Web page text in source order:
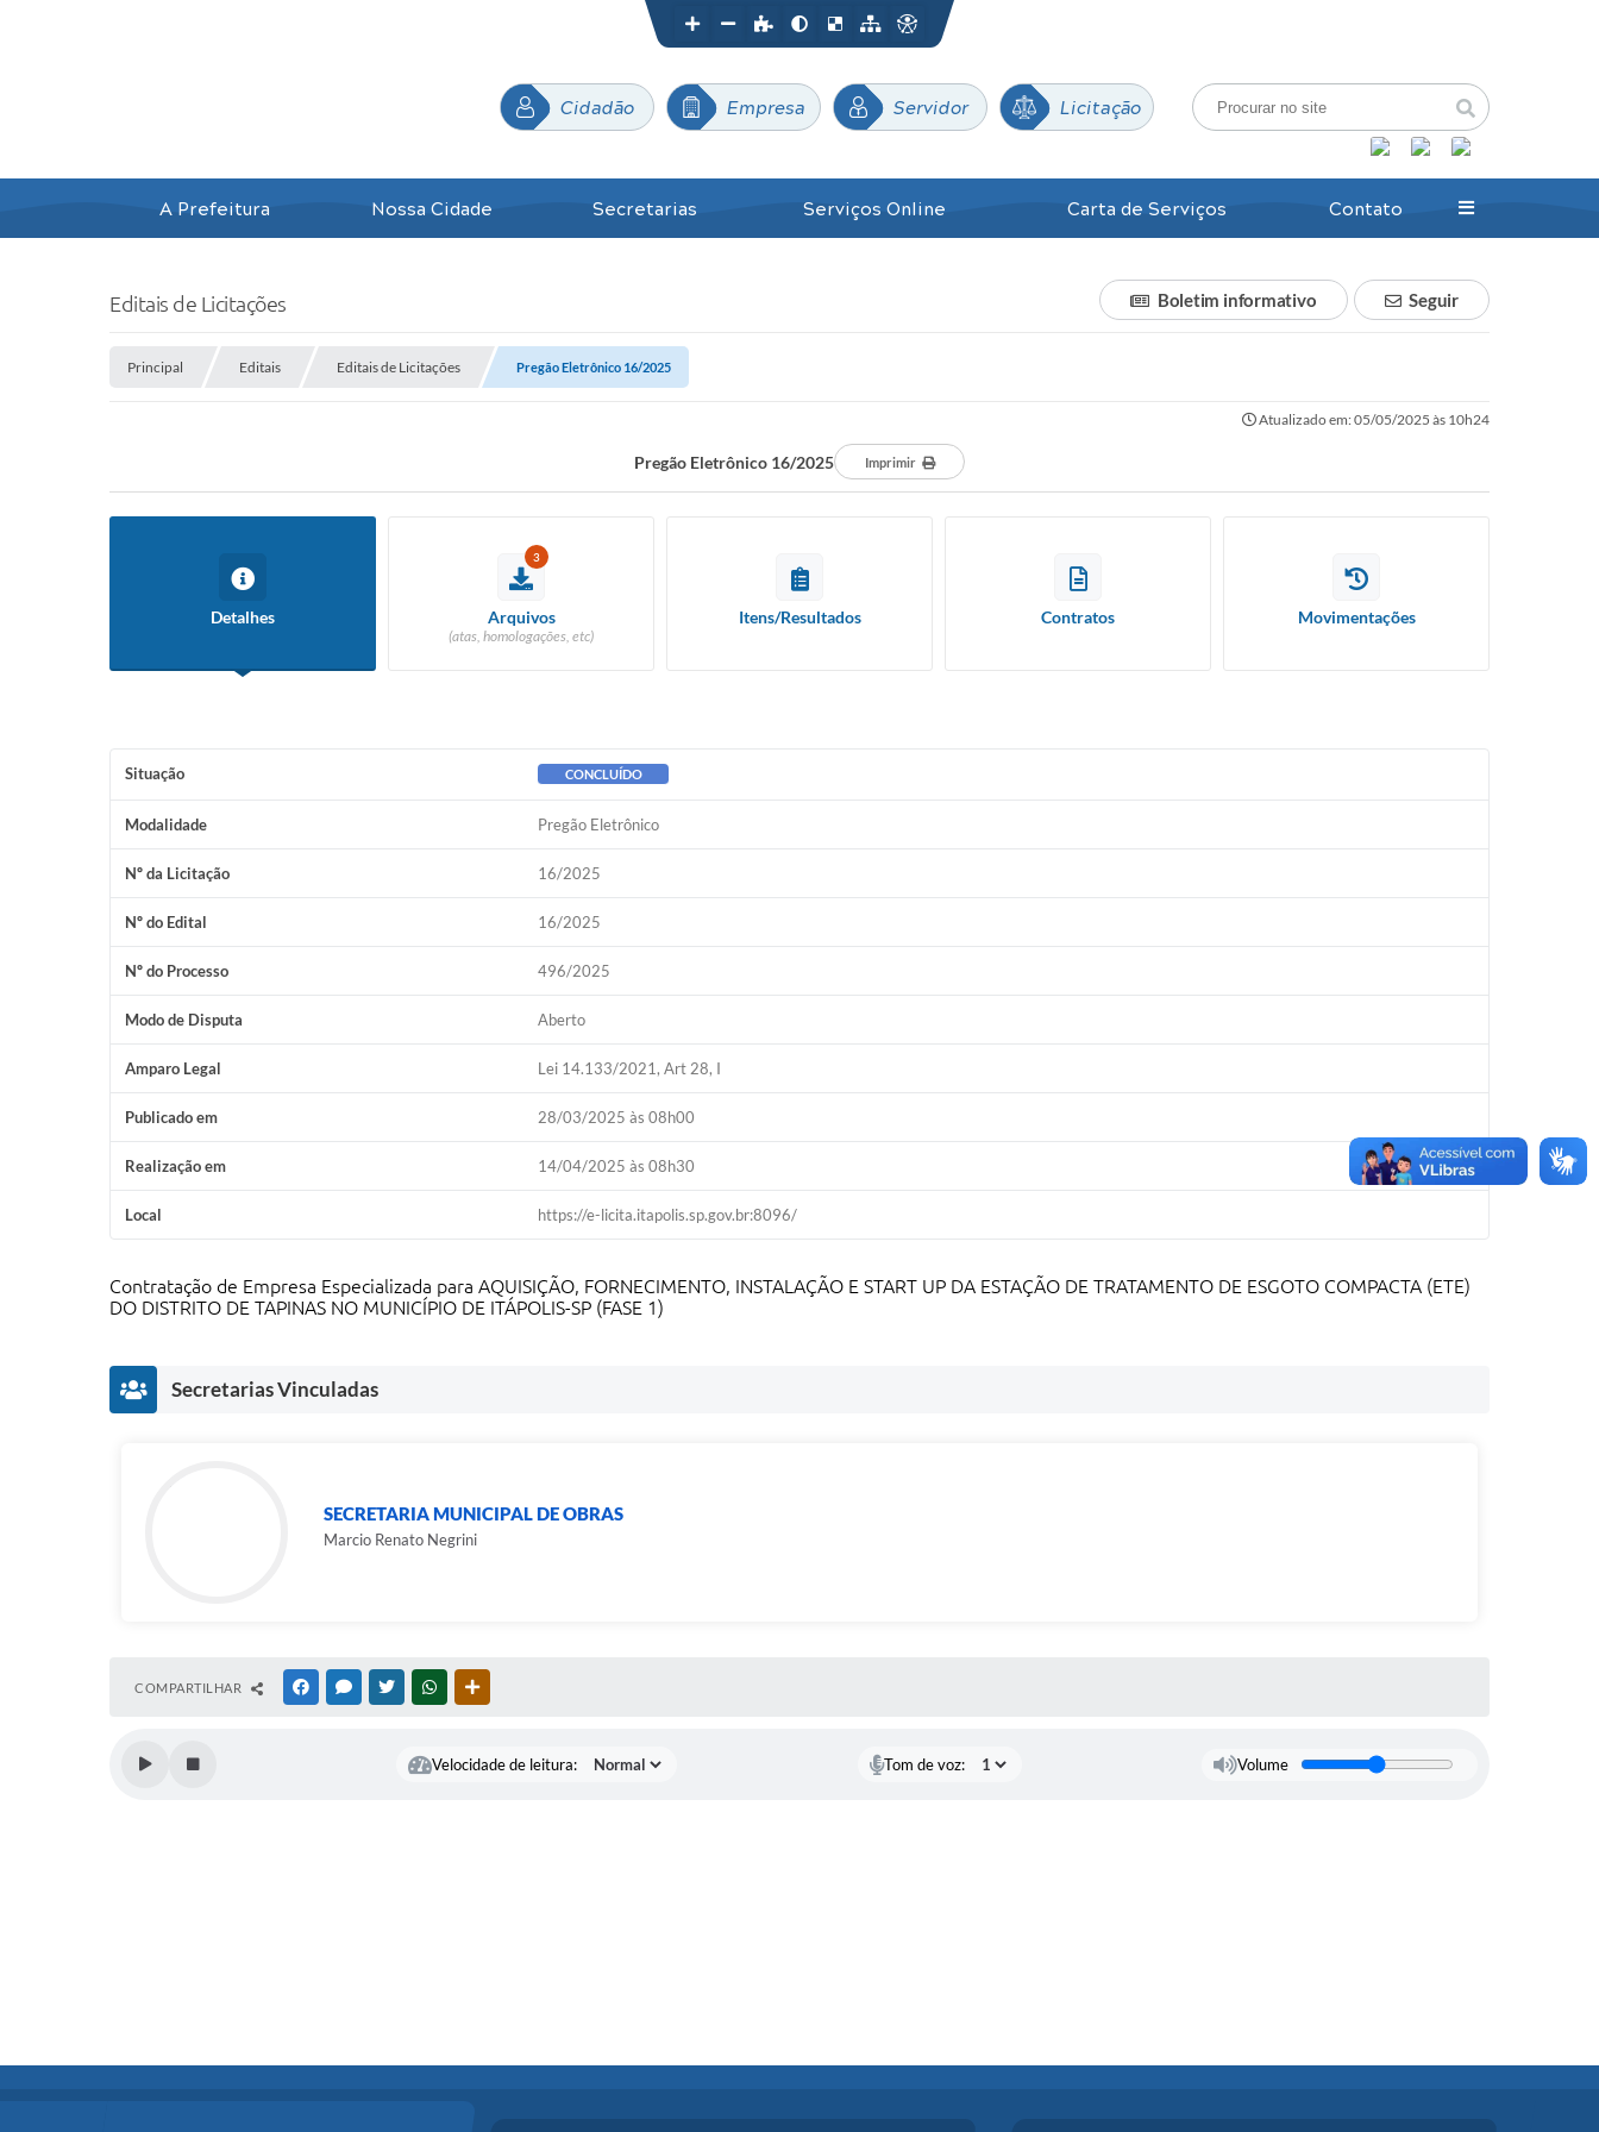
Cidadão Empresa Servidor Licitação
A Prefeitura Nossa Cidade Secretarias Serviços Online Carta de Serviços Contato
Editais de Licitações Seguir
Boletim informativo
Principal Editais Editais de Licitações Pregão Eletrônico 16/2025
Atualizado em: 05/05/2025 às 10h24
Pregão Eletrônico 16/2025 Imprimir
Detalhes
3
Arquivos
(atas, homologações, etc)
Itens/Resultados Contratos Movimentações
Situação CONCLUÍDO
Modalidade Pregão Eletrônico
Nº da Licitação 16/2025
Nº do Edital 16/2025
Nº do Processo 496/2025
Modo de Disputa Aberto
Amparo Legal Lei 14.133/2021, Art 28, I
Publicado em 28/03/2025 às 08h00
Realização em 14/04/2025 às 08h30
Local https://e-licita.itapolis.sp.gov.br:8096/
Contratação de Empresa Especializada para AQUISIÇÃO, FORNECIMENTO, INSTALAÇÃO E START UP DA ESTAÇÃO DE TRATAMENTO DE ESGOTO COMPACTA (ETE)
DO DISTRITO DE TAPINAS NO MUNICÍPIO DE ITÁPOLIS-SP (FASE 1)
Secretarias Vinculadas
SECRETARIA MUNICIPAL DE OBRAS
Marcio Renato Negrini
COMPARTILHAR FACEBOOKMESSENGER
TWITTERWHATSAPP
Velocidade de leitura: Tom de voz: Volume